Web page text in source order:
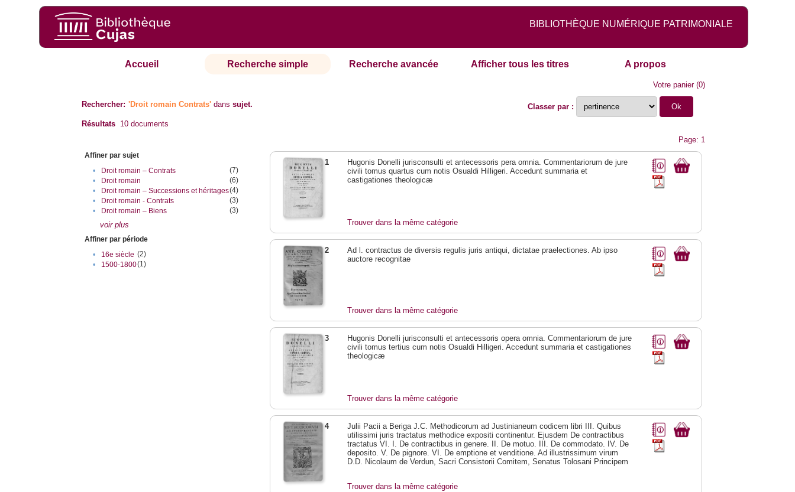
BIBLIOTHÈQUE NUMÉRIQUE PATRIMONIALE
Accueil Recherche simple Recherche avancée Afficher tous les titres A propos
Votre panier(0)
Rechercher: 'Droit romain Contrats' danssujet.
Classer par :
Résultats 10 documents
Page: 1
Affiner par sujet
•
Droit romain – Contrats
(7)
•
Droit romain
(6)
•
Droit romain – Successions et héritages(4)
•
Droit romain - Contrats
(3)
•
Droit romain – Biens (3)
voir plus
Affiner par période
•
16e siècle (2)
•
1500-1800(1)
1
Hugonis Donelli jurisconsulti et antecessoris pera omnia. Commentariorum de jure
civili tomus quartus cum notis Osualdi Hilligeri. Accedunt summaria et
castigationes theologicæ
Trouver dans la même catégorie
2
Ad l. contractus de diversis regulis juris antiqui, dictatae praelectiones. Ab ipso
auctore recognitae
Trouver dans la même catégorie
3
Hugonis Donelli jurisconsulti et antecessoris opera omnia. Commentariorum de jure
civili tomus tertius cum notis Osualdi Hilligeri. Accedunt summaria et castigationes
theologicæ
Trouver dans la même catégorie
4
Julii Pacii a Beriga J.C. Methodicorum ad Justinianeum codicem libri III. Quibus
utilissimi juris tractatus methodice expositi continentur. Ejusdem De contractibus
tractatus VI. I. De contractibus in genere. II. De motuo. III. De commodato. IV. De
deposito. V. De pignore. VI. De emptione et venditione. Ad illustrissimum virum
D.D. Nicolaum de Verdun, Sacri Consistorii Comitem, Senatus Tolosani Principem
Trouver dans la même catégorie